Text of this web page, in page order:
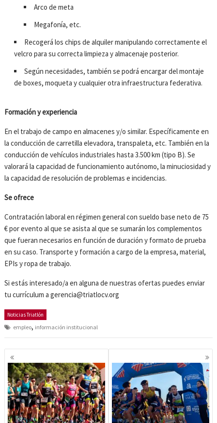
Arco de meta
Megafonía, etc.
Recogerá los chips de alquiler manipulando correctamente el
velcro para su correcta limpieza y almacenaje posterior.
Según necesidades, también se podrá encargar del montaje
de boxes, moqueta y cualquier otra infraestructura federativa.
Formación y experiencia
En el trabajo de campo en almacenes y/o similar. Específicamente en
la conducción de carretilla elevadora, transpaleta, etc. También en la
conducción de vehículos industriales hasta 3.500 km (tipo B). Se
valorará la capacidad de funcionamiento autónomo, la minuciosidad y
la capacidad de resolución de problemas e incidencias.
Se ofrece
Contratación laboral en régimen general con sueldo base neto de 75
€ por evento al que se asista al que se sumarán los complementos
que fueran necesarios en función de duración y formato de prueba
en su caso. Transporte y formación a cargo de la empresa, material,
EPIs y ropa de trabajo.
Si estás interesado/a en alguna de nuestras ofertas puedes enviar
tu currículum a gerencia@triatlocv.org
Noticias Triatlón
empleo, información institucional
Navegación
de
entradas